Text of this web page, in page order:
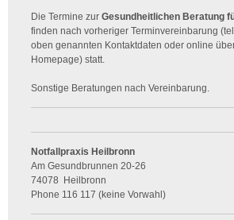
Die Termine zur Gesundheitlichen Beratung
finden nach vorheriger Terminvereinbarung
oben genannten Kontaktdaten oder online
Homepage) statt.
Sonstige Beratungen nach Vereinbarung.
Notfallpraxis Heilbronn
Am Gesundbrunnen 20-26
74078
Heilbronn
Phone 116 117 (keine Vorwahl)